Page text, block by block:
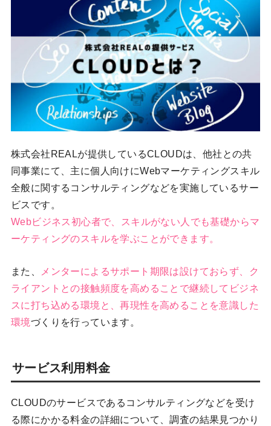
株式会社REALが提供しているCLOUDは、他社との共
同事業にて、主に個人向けにWebマーケティングスキル
全般に関するコンサルティングなどを実施しているサー
ビスです。
Webビジネス初心者で、スキルがない人でも基礎からマ
ーケティングのスキルを学ぶことができます。
また、
メンターによるサポート期限は設けておらず、ク
ライアントとの接触頻度を高めることで継続してビジネ
スに打ち込める環境と、再現性を高めることを意識した
環境づくりを行っています。
サービス利用料金
CLOUDのサービスであるコンサルティングなどを受け
る際にかかる料金の詳細について、調査の結果見つかり